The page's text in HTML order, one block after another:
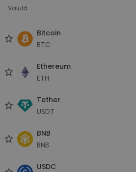
Valută
Bitcoin
BTC
Ethereum
ETH
Tether
USDT
BNB
BNB
USDC